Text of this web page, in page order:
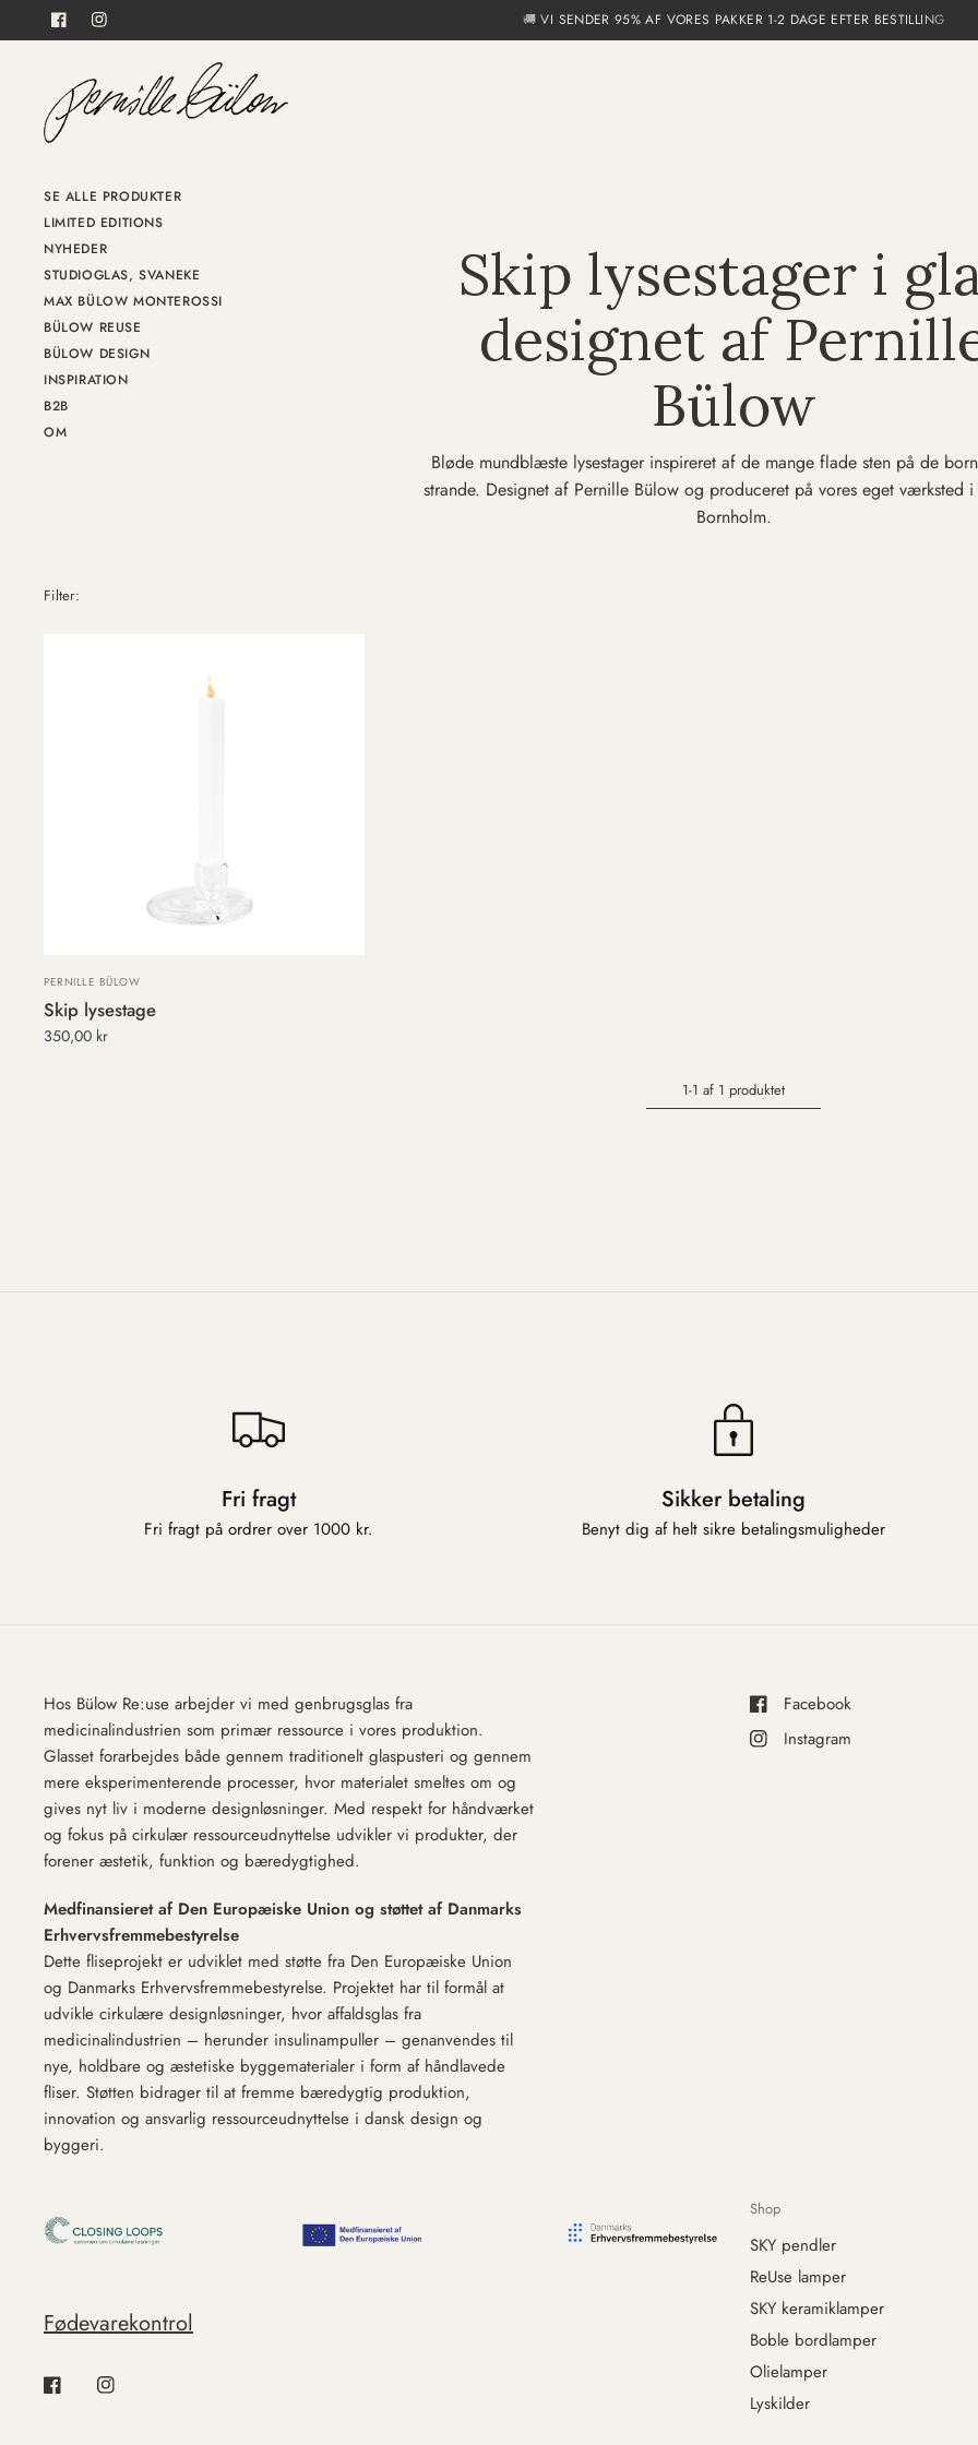
🚚 VI SENDER 95% AF VORES PAKKER 1-2 DAGE EFTER BESTILLING
SE ALLE PRODUKTER
LIMITED EDITIONS
NYHEDER
STUDIOGLAS, SVANEKE
MAX BÜLOW MONTEROSSI
BÜLOW REUSE
BÜLOW DESIGN
INSPIRATION
B2B
OM
Skip lysestager i
designet af
Bülow
Bløde mundblæste lysestager inspireret af de mange flade sten på de
strande. Designet af Pernille Bülow og produceret på vores eget værksted i
Bornholm.
Filter:
PERNILLE BÜLOW
Skip lysestage
350,00 kr
1-1 af 1 produktet
Fri fragt
Fri fragt på ordrer over 1000 kr.
Sikker betaling
Benyt dig af helt sikre betalingsmuligheder
Hos Bülow Re:use arbejder vi med genbrugsglas fra
medicinalindustrien som primær ressource i vores produktion.
Glasset forarbejdes både gennem traditionelt glaspusteri og gennem
mere eksperimenterende processer, hvor materialet smeltes om og
gives nyt liv i moderne designløsninger. Med respekt for håndværket
og fokus på cirkulær ressourceudnyttelse udvikler vi produkter, der
forener æstetik, funktion og bæredygtighed.
Medfinansieret af Den Europæiske Union og støttet af Danmarks
Erhvervsfremmebestyrelse
Dette fliseprojekt er udviklet med støtte fra Den Europæiske Union
og Danmarks Erhvervsfremmebestyrelse. Projektet har til formål at
udvikle cirkulære designløsninger, hvor affaldsglas fra
medicinalindustrien – herunder insulinampuller – genanvendes til
nye, holdbare og æstetiske byggematerialer i form af håndlavede
fliser. Støtten bidrager til at fremme bæredygtig produktion,
innovation og ansvarlig ressourceudnyttelse i dansk design og
byggeri.
Facebook
Instagram
Fødevarekontrol
Shop
SKY pendler
ReUse lamper
SKY keramiklamper
Boble bordlamper
Olielamper
Lyskilder